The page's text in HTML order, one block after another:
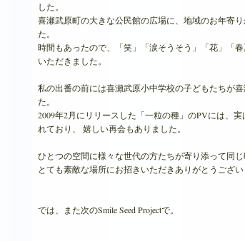
した。
喜瀬武原町の大きな公民館の広場に、地域のお年寄
た。
時間もあったので、「笑」「涙そうそう」「花」「
いただきました。
私の出番の前には喜瀬武原小中学校の子どもたちが
た。
2009年2月にリリースした「一粒の種」のPVには、
れており、 嬉しい再会もありました。
ひとつの空間に様々な世代の方たちが寄り添って同
とても素敵な場所にお招きいただきありがとうござい
では、また次のSmile Seed Projectで。